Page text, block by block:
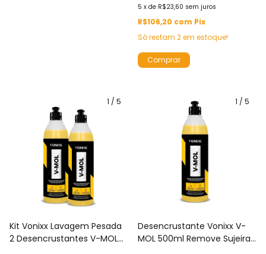
5 x de R$23,60 sem juros
R$106,20 com Pix
Só restam 2em estoque!
1 / 5
Kit Vonixx Lavagem Pesada
2 Desencrustantes V-MOL
1 / 5
Desencrustante Vonixx V-
MOL 500ml Remove Sujeira